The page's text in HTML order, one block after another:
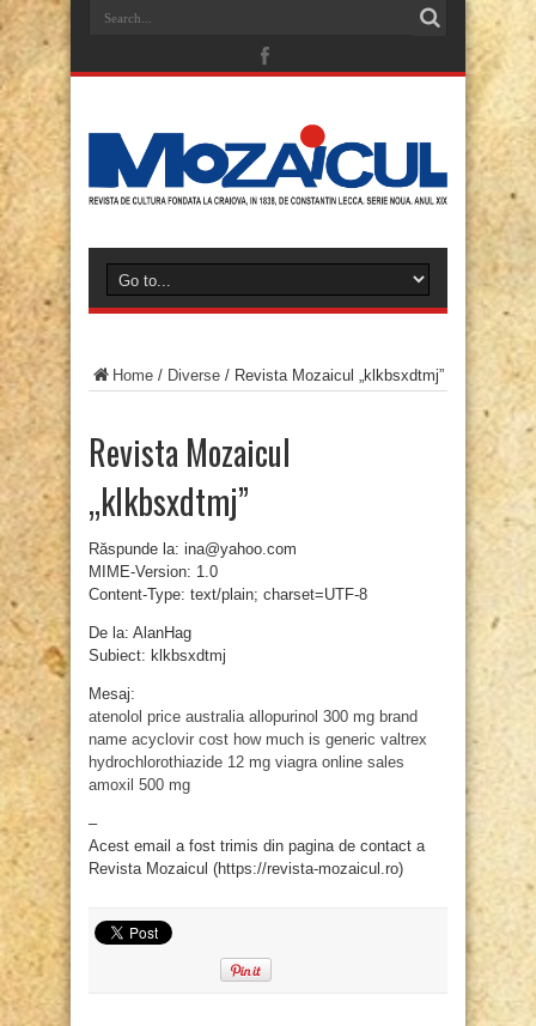
Home / Diverse / Revista Mozaicul „klkbsxdtmj”
Revista Mozaicul
„klkbsxdtmj”
Răspunde la: ina@yahoo.com
MIME-Version: 1.0
Content-Type: text/plain; charset=UTF-8
De la: AlanHag
Subiect: klkbsxdtmj
Mesaj:
atenolol price australia allopurinol 300 mg brand
name acyclovir cost how much is generic valtrex
hydrochlorothiazide 12 mg viagra online sales
amoxil 500 mg
–
Acest email a fost trimis din pagina de contact a
Revista Mozaicul (https://revista-mozaicul.ro)